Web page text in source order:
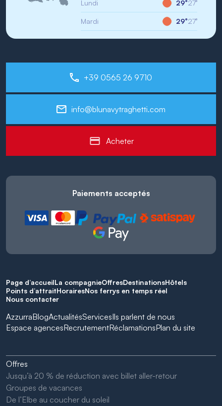
Lundi 29°27°
Mardi 29°27°
+39 0565 26 9710
info@blunavytraghetti.com
Acheter
Paiements acceptés
Page d’accueilLa compagnieOffresDestinationsHôtels
Points d’attraitHorairesNos ferrys en temps réel
Nous contacter
AzzurraBlogActualitésServicesIls parlent de nous
Espace agencesRecrutementRéclamationsPlan du site
Offres
Jusqu’à 20 % de réduction avec billet aller-retour
Groupes de vacances
De l’Elbe au coucher du soleil